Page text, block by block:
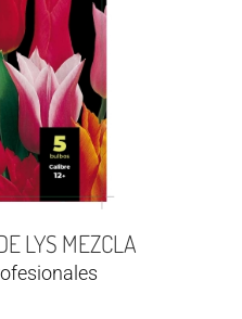
LYS MEZCLA